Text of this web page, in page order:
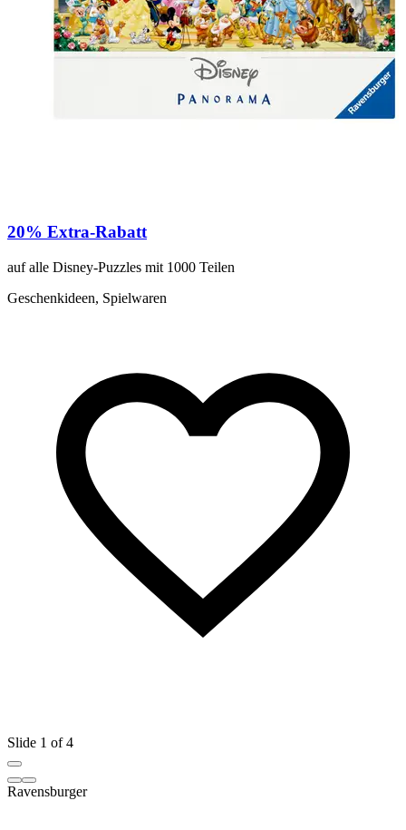
20% Extra-Rabatt
auf alle Disney-Puzzles mit 1000 Teilen
Geschenkideen, Spielwaren
Slide 1 of 4
Ravensburger